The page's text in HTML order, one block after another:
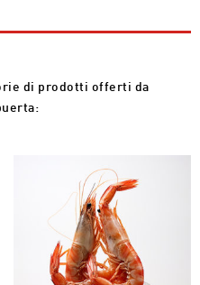
di prodotti offerti da